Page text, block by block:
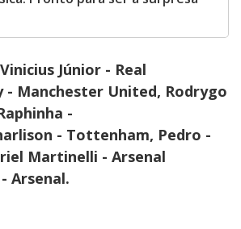
Vinicius Júnior - Real
- Manchester United, Rodrygo
-
- Tottenham, Pedro -
Martinelli - Arsenal
Arsenal.